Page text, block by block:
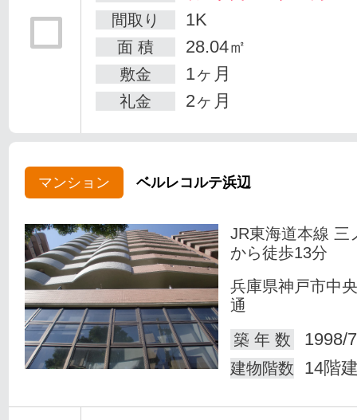
間取り
1K
面 積 28.04㎡
敷金 1ヶ月
礼金 2ヶ月
マンション ベルレコルテ浜辺
JR東海道本線 三
から徒歩13分
兵庫県神戸市中
通
築 年 数
1998/
建物階数 14階